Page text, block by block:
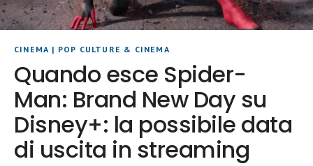
CINEMA | POP CULTURE & CINEMA
Quando esce Spider-
Man: Brand New Day su
Disney+: la possibile data
di uscita in streaming